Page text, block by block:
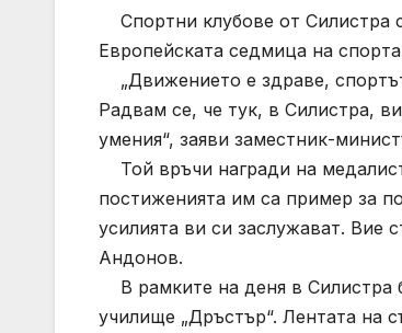
Спортни клубове от Силистра
Европейската седмица на
„Движението е здраве,
Радвам се, че тук, в Силистра,
умения“, заяви заместник-
Той връчи награди на
постиженията им са пример за
усилията ви си заслужават. Вие
Андонов.
В рамките на деня в Силистра
училище „Дръстър“. Лентата на